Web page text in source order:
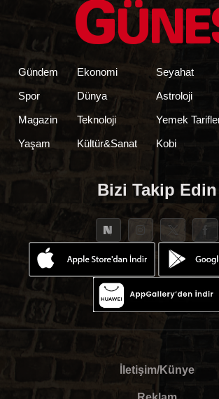
Gündem
Spor
Magazin
Yaşam
Ekonomi
Dünya
Teknoloji
Kültür&Sanat
Seyahat
Astroloji
Yemek
Kobi
Bizi Takip Edin
İletişim/Künye